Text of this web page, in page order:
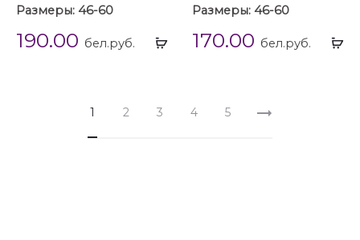
Выбрать
Размеры: 46-60
190.00 бел.руб.
Размеры: 46-60
170.00 бел.руб.
1 2 3 4 5